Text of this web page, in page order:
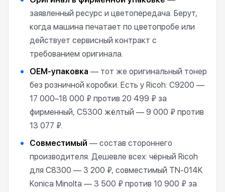
заявленный ресурс и цветопередача. Берут,
когда машина печатает по цветопробе или
действует сервисный контракт с
требованием оригинала.
OEM-упаковка — тот же оригинальный тонер
без розничной коробки. Есть у Ricoh: C9200 —
17 000–18 000 ₽ против 20 499 ₽ за
фирменный, C5300 жёлтый — 9 000 ₽ против
13 077 ₽.
Совместимый — состав стороннего
производителя. Дешевле всех: чёрный Ricoh
для C8300 — 3 200 ₽, совместимый TN-014K
Konica Minolta — 3 500 ₽ против 10 900 ₽ за